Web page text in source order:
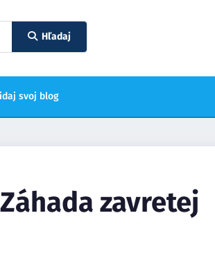
Hľadaj
svoj blog
zavretej